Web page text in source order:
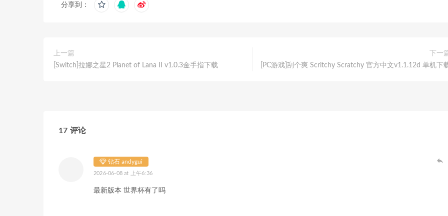
分享到：
上一篇
[Switch]拉娜之星2 Planet of Lana II v1.0.3金手指下载
下一
[PC游戏]刮个爽 Scritchy Scratchy 官方中文v1.1.12d 单机下
17 评论
钻石 andygui
2026-06-08 at 上午6:36
最新版本 世界杯有了吗